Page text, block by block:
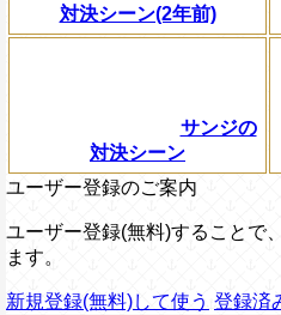
対決シーン(2年前)
サンジの
対決シーン
ユーザー登録のご案内
ユーザー登録(無料)することで
ます。
新規登録(無料)して使う 登録済